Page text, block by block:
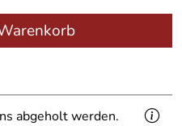
abgeholt werden.